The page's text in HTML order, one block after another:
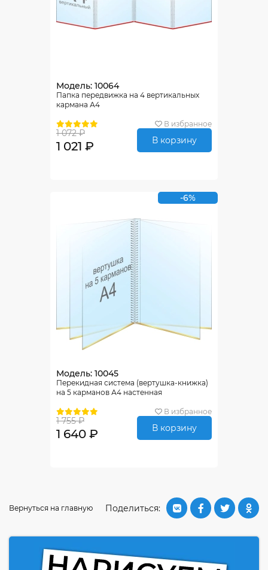
Модель: 10064
Папка передвижка на 4 вертикальных
кармана А4
В избранное
1 072 ₽
1 021 ₽ В корзину
-6%
Модель: 10045
Перекидная система (вертушка-книжка)
на 5 карманов А4 настенная
В избранное
1 755 ₽
1 640 ₽ В корзину
Поделиться:
Вернуться на главную